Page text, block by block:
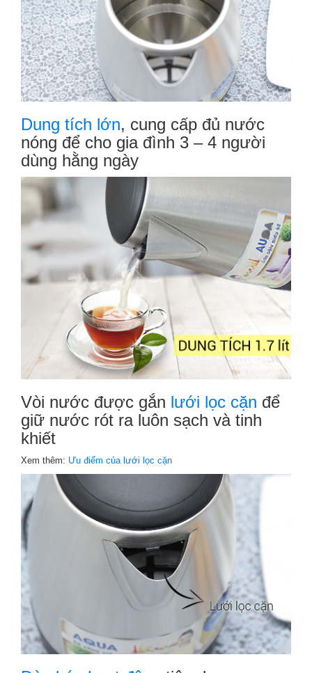
Dung tích lớn, cung cấp đủ nước
nóng để cho gia đình 3 – 4 người
dùng hằng ngày
Vòi nước được gắn lưới lọc cặn để
giữ nước rót ra luôn sạch và tinh
khiết
Xem thêm: Ưu điểm của lưới lọc cặn